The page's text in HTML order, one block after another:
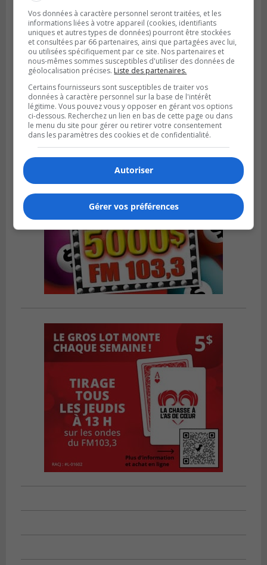
Publié le 6 août 2026 à 05h39
La grenade du camping du lac Cristal était
inoffensive
Vos données à caractère personnel seront traitées, et les
informations liées à votre appareil (cookies, identifiants
uniques et autres types de données) pourront être stockées
et consultées par 66 partenaires, ainsi que partagées avec lui,
ou utilisées spécifiquement par ce site. Nos partenaires et
nous-mêmes sommes susceptibles d'utiliser des données de
géolocalisation précises. Liste des partenaires.
Certains fournisseurs sont susceptibles de traiter vos
données à caractère personnel sur la base de l'intérêt
légitime. Vous pouvez vous y opposer en gérant vos options
ci-dessous. Recherchez un lien en bas de cette page ou dans
le menu du site pour gérer ou retirer votre consentement
dans les paramètres des cookies et de confidentialité.
Autoriser
Gérer vos préférences